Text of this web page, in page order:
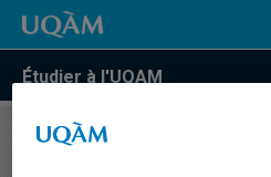
Étudier à l'UQAM
COURS//